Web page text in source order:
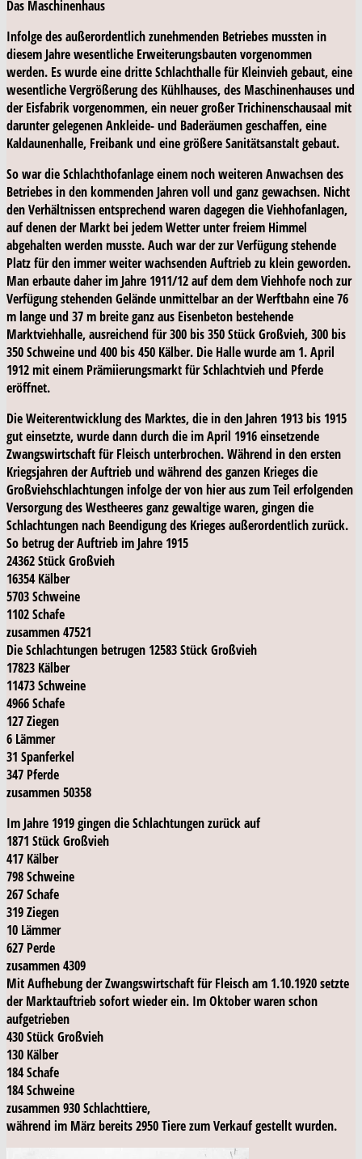
Das Maschinenhaus
Infolge des außerordentlich zunehmenden Betriebes mussten in
diesem Jahre wesentliche Erweiterungsbauten vorgenommen
werden. Es wurde eine dritte Schlachthalle für Kleinvieh gebaut, eine
wesentliche Vergrößerung des Kühlhauses, des Maschinenhauses und
der Eisfabrik vorgenommen, ein neuer großer Trichinenschausaal mit
darunter gelegenen Ankleide- und Baderäumen geschaffen, eine
Kaldaunenhalle, Freibank und eine größere Sanitätsanstalt gebaut.
So war die Schlachthofanlage einem noch weiteren Anwachsen des
Betriebes in den kommenden Jahren voll und ganz gewachsen. Nicht
den Verhältnissen entsprechend waren dagegen die Viehhofanlagen,
auf denen der Markt bei jedem Wetter unter freiem Himmel
abgehalten werden musste. Auch war der zur Verfügung stehende
Platz für den immer weiter wachsenden Auftrieb zu klein geworden.
Man erbaute daher im Jahre 1911/12 auf dem dem Viehhofe noch zur
Verfügung stehenden Gelände unmittelbar an der Werftbahn eine 76
m lange und 37 m breite ganz aus Eisenbeton bestehende
Marktviehhalle, ausreichend für 300 bis 350 Stück Großvieh, 300 bis
350 Schweine und 400 bis 450 Kälber. Die Halle wurde am 1. April
1912 mit einem Prämiierungsmarkt für Schlachtvieh und Pferde
eröffnet.
Die Weiterentwicklung des Marktes, die in den Jahren 1913 bis 1915
gut einsetzte, wurde dann durch die im April 1916 einsetzende
Zwangswirtschaft für Fleisch unterbrochen. Während in den ersten
Kriegsjahren der Auftrieb und während des ganzen Krieges die
Großviehschlachtungen infolge der von hier aus zum Teil erfolgenden
Versorgung des Westheeres ganz gewaltige waren, gingen die
Schlachtungen nach Beendigung des Krieges außerordentlich zurück.
So betrug der Auftrieb im Jahre 1915
24362 Stück Großvieh
16354 Kälber
5703 Schweine
1102 Schafe
zusammen 47521
Die Schlachtungen betrugen 12583 Stück Großvieh
17823 Kälber
11473 Schweine
4966 Schafe
127 Ziegen
6 Lämmer
31 Spanferkel
347 Pferde
zusammen 50358
Im Jahre 1919 gingen die Schlachtungen zurück auf
1871 Stück Großvieh
417 Kälber
798 Schweine
267 Schafe
319 Ziegen
10 Lämmer
627 Perde
zusammen 4309
Mit Aufhebung der Zwangswirtschaft für Fleisch am 1.10.1920 setzte
der Marktauftrieb sofort wieder ein. Im Oktober waren schon
aufgetrieben
430 Stück Großvieh
130 Kälber
184 Schafe
184 Schweine
zusammen 930 Schlachttiere,
während im März bereits 2950 Tiere zum Verkauf gestellt wurden.